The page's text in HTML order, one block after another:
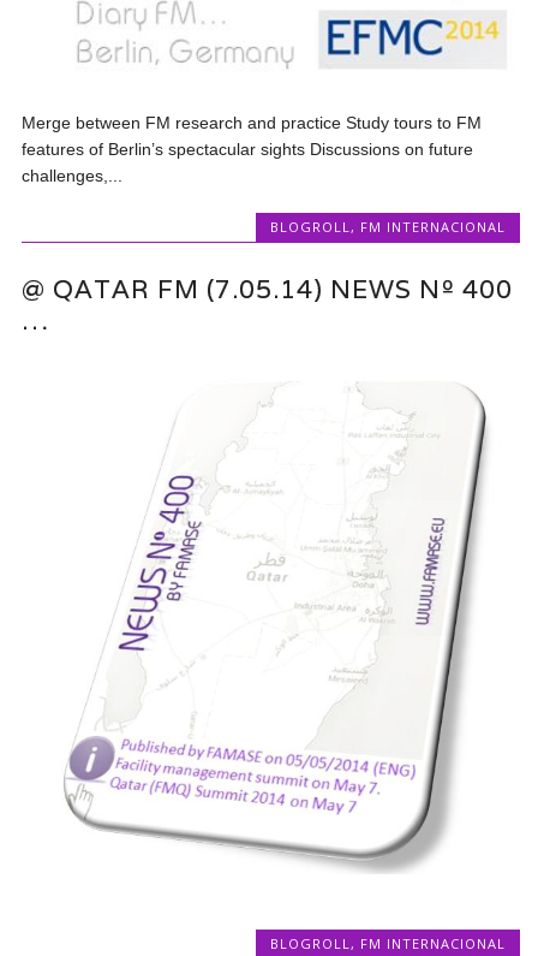
Merge between FM research and practice Study tours to FM
features of Berlin’s spectacular sights Discussions on future
challenges,...
BLOGROLL , FM INTERNACIONAL
@ QATAR FM (7.05.14) NEWS Nº 400
…
BLOGROLL , FM INTERNACIONAL